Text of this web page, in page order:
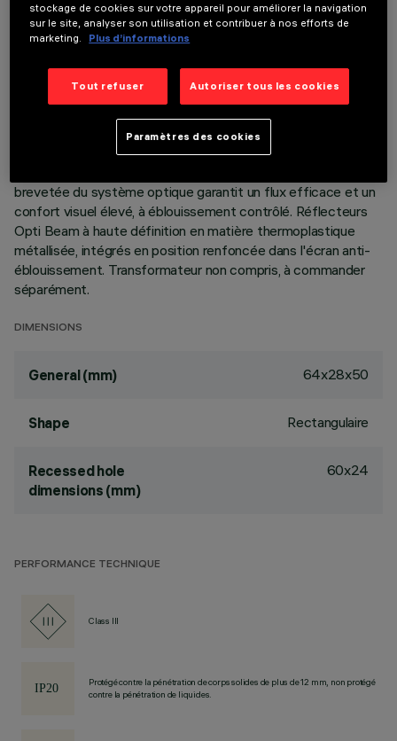
DONNÉES TECHNIQUES
DESCRIPTION
Appareil miniaturisé encastrable linéaire à 3 éléments
optiques pour sources LED - optiques fixes. Malgré les
brevetée du système optique garantit un flux efficace et un
confort visuel élevé, à éblouissement contrôlé. Réflecteurs
Opti Beam à haute définition en matière thermoplastique
métallisée, intégrés en position renfoncée dans l'écran anti-
éblouissement. Transformateur non compris, à commander
séparément.
DIMENSIONS
General (mm) 64x28x50
Shape Rectangulaire
Recessed hole
dimensions (mm)
60x24
PERFORMANCE TECHNIQUE
Class III
Protégé contre la pénétration de corps solides de plus de 12 mm, non protégé
contre la pénétration de liquides.
stockage de cookies sur votre appareil pour améliorer la navigation
sur le site, analyser son utilisation et contribuer à nos efforts de
marketing.
Plus d’informations
Tout refuser Autoriser tous les cookies
Paramètres des cookies